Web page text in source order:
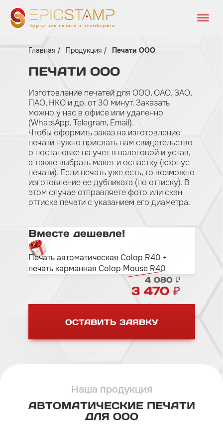
Сургучные печати и пломбираторы
Главная Продукция Печати ООО
ПЕЧАТИ ООО
Изготовление печатей для ООО, ОАО, ЗАО,
ПАО, НКО и др. от 30 минут. Заказать
можно у нас в офисе или удаленно
(WhatsApp, Telegram, Email).
Чтобы оформить заказ на изготовление
печати нужно прислать нам свидетельство
о постановке на учет в налоговой и устав,
а также выбрать макет и оснастку (корпус
печати). Если печать уже есть, то возможно
изготовление ее дубликата (по оттиску). В
этом случае отправляете фото или скан
оттиска печати с указанием его диаметра.
Вместе дешевле!
Печать автоматическая Colop R40 +
печать карманная Colop Mouse R40
4 080 ₽
3 470 ₽
ОСТАВИТЬ ЗАЯВКУ
Наша продукция
АВТОМАТИЧЕСКИЕ ПЕЧАТИ
ДЛЯ ООО